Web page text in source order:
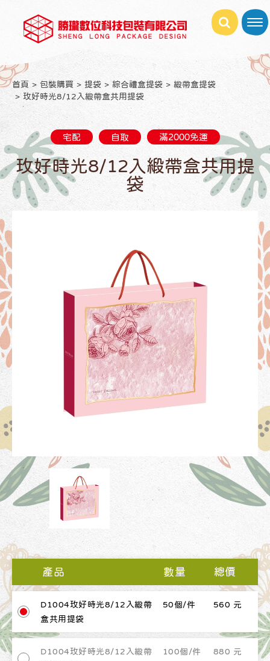
首頁 包裝購買 提袋 綜合禮盒提袋
緞帶盒提袋
玫好時光8/12入緞帶盒共用提袋
宅配 自取 滿2000免運
玫好時光8/12入緞帶盒共用提
袋
產品 數量 總價
D1004玫好時光8/12入緞帶
盒共用提袋
50個/件 560 元
D1004玫好時光8/12入緞帶
100個/件 880 元